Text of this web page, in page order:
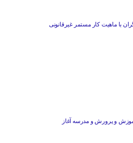
با ماهیت کار مستمر غیرقانونی
و پرورش و مدرسه آغاز